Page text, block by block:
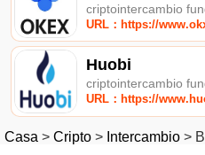
criptointercambio
URL：https://
Huobi
criptointercambio
URL：https://
Casa > Cripto > Intercambio >